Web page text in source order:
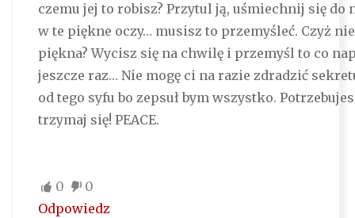
czemu jej to robisz? Przytul ją, uśmiechnij się do
w te piękne oczy… musisz to przemyśleć. Czyż
piękna? Wycisz się na chwilę i przemyśl to co
jeszcze raz… Nie mogę ci na razie zdradzić
od tego syfu bo zepsuł bym wszystko.
trzymaj się! PEACE.
0
0
Odpowiedz